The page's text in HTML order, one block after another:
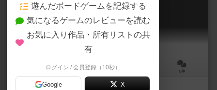
レッドライン
Red line
150分前後 0件
GM不要、人間社会に隠れ住む吸血鬼たちの物語
遊んだボードゲームを記録する
気になるゲームのレビューを読む
お気に入り作品・所有リストの共
有
ログイン / 会員登録（10秒）
Google X